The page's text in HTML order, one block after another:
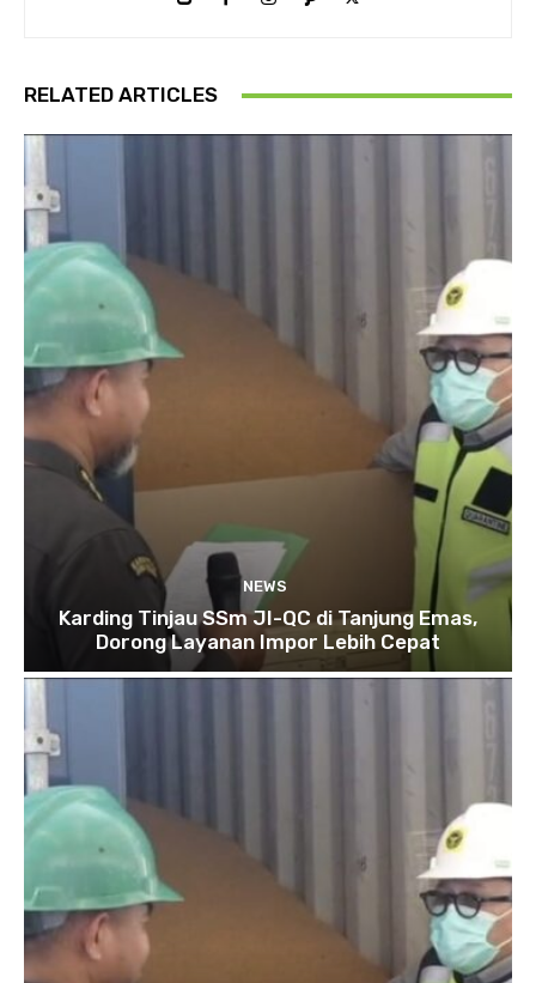
RELATED ARTICLES
NEWS
Karding Tinjau SSm JI-QC di Tanjung Emas,
Dorong Layanan Impor Lebih Cepat